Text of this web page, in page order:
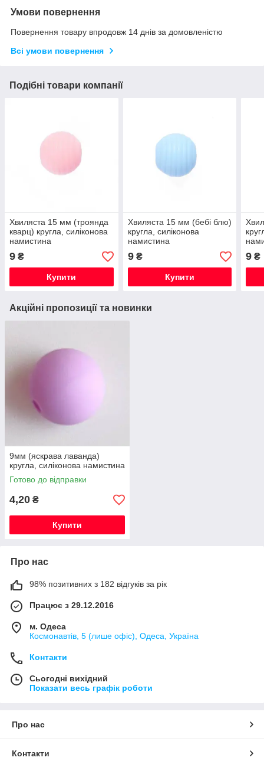
Умови повернення
Повернення товару впродовж 14 днів за домовленістю
Всі умови повернення
Подібні товари компанії
Хвиляста 15 мм (троянда
кварц) кругла, силіконова
намистина
9 ₴
Купити
Хвиляста 15 мм (бебі блю)
кругла, силіконова
намистина
9₴
Купити
9 ₴
Акційні пропозиції та новинки
9мм (яскрава лаванда)
кругла, силіконова намистина
Готово до відправки
4,20 ₴
Купити
Про нас
98% позитивних з 182 відгуків за рік
Працює з 29.12.2016
м. Одеса
Космонавтів, 5 (лише офіс), Одеса, Україна
Контакти
Сьогодні вихідний
Показати весь графік роботи
Про нас
Контакти